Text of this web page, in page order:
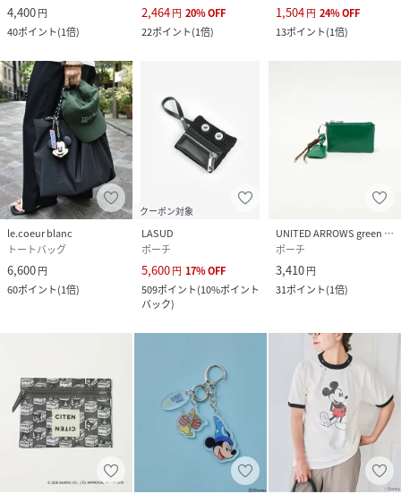
4,400円
40ポイント(1倍)
2,464円 20%OFF
22ポイント(1倍)
1,504円 24%OFF
13ポイント(1倍)
le.coeur blanc
トートバッグ
6,600円
60ポイント(1倍)
クーポン対象
LASUD
ポーチ
5,600円 17%OFF
509ポイント(10%ポイント
バック)
UNITED ARROWS green label relaxing
ポーチ
3,410円
31ポイント(1倍)